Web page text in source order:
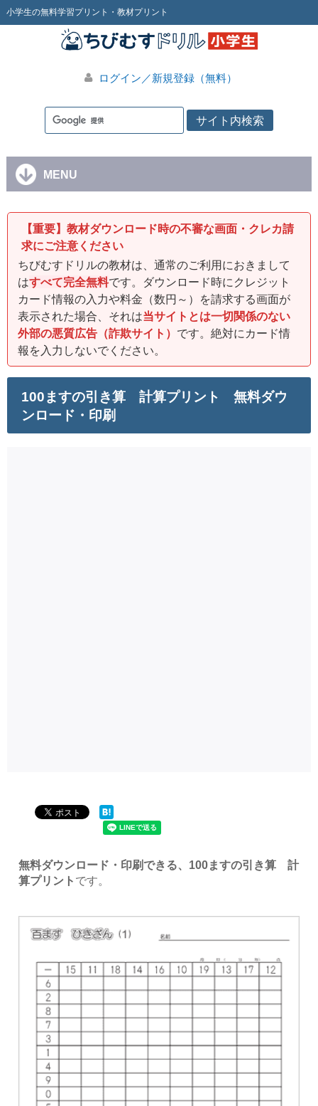
小学生の無料学習プリント・教材プリント
ログイン／新規登録（無料）
MENU
【重要】教材ダウンロード時の不審な画面・クレカ請
求にご注意ください
ちびむすドリルの教材は、通常のご利用におきまして
はすべて完全無料です。ダウンロード時にクレジット
カード情報の入力や料金（数円～）を請求する画面が
表示された場合、それは当サイトとは一切関係のない
外部の悪質広告（詐欺サイト） です。絶対にカード情
報を入力しないでください。
100ますの引き算 計算プリント 無料ダウ
ンロード・印刷
無料ダウンロード・印刷できる、100ますの引き算 計
算プリント です。